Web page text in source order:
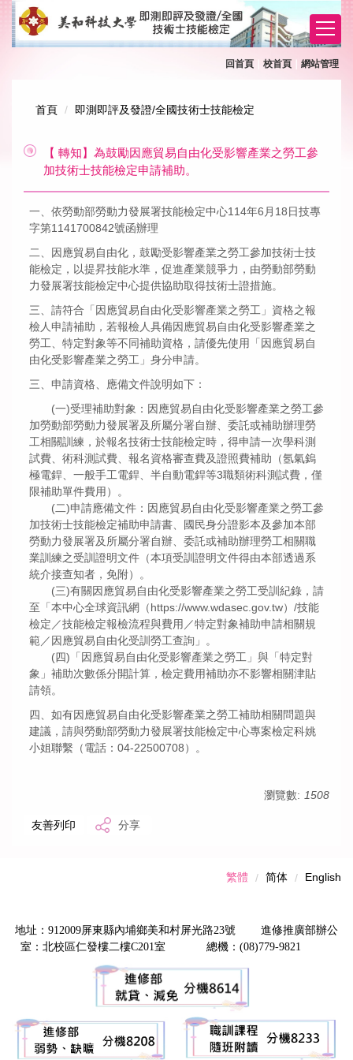
跳
到
主
回首頁 校首頁 網站管理
首頁 即測即評及發證/全國技術士技能檢定
【 轉知】為鼓勵因應貿易自由化受影響產業之勞工參
加技術士技能檢定申請補助。
一、依勞動部勞動力發展署技能檢定中心114年6月18日技專
字第1141700842號函辦理
二、因應貿易自由化，鼓勵受影響產業之勞工參加技術士技
能檢定，以提昇技能水準，促進產業競爭力，由勞動部勞動
力發展署技能檢定中心提供協助取得技術士證措施。
三、請符合「因應貿易自由化受影響產業之勞工」資格之報
檢人申請補助，若報檢人具備因應貿易自由化受影響產業之
勞工、特定對象等不同補助資格，請優先使用「因應貿易自
由化受影響產業之勞工」身分申請。
三、申請資格、應備文件說明如下：
(一)受理補助對象：因應貿易自由化受影響產業之勞工參
加勞動部勞動力發展署及所屬分署自辦、委託或補助辦理勞
工相關訓練，於報名技術士技能檢定時，得申請一次學科測
試費、術科測試費、報名資格審查費及證照費補助（氬氣鎢
極電銲、一般手工電銲、半自動電銲等3職類術科測試費，僅
限補助單件費用）。
(二)申請應備文件：因應貿易自由化受影響產業之勞工參
加技術士技能檢定補助申請書、國民身分證影本及參加本部
勞動力發展署及所屬分署自辦、委託或補助辦理勞工相關職
業訓練之受訓證明文件（本項受訓證明文件得由本部透過系
統介接查知者，免附）。
(三)有關因應貿易自由化受影響產業之勞工受訓紀錄，請
至「本中心全球資訊網（https://www.wdasec.gov.tw）/技能
檢定／技能檢定報檢流程與費用／特定對象補助申請相關規
範／因應貿易自由化受訓勞工查詢」。
(四)「因應貿易自由化受影響產業之勞工」與「特定對
象」補助次數係分開計算，檢定費用補助亦不影響相關津貼
請領。
四、如有因應貿易自由化受影響產業之勞工補助相關問題與
建議，請與勞動部勞動力發展署技能檢定中心專案檢定科姚
小姐聯繫（電話：04-22500708）。
瀏覽數: 1508
友善列印 分享
繁體 简体 English
地址：912009屏東縣內埔鄉美和村屏光路23號 進修推廣部辦公
室：北校區仁發樓二樓C201室 總機：(08)779-9821